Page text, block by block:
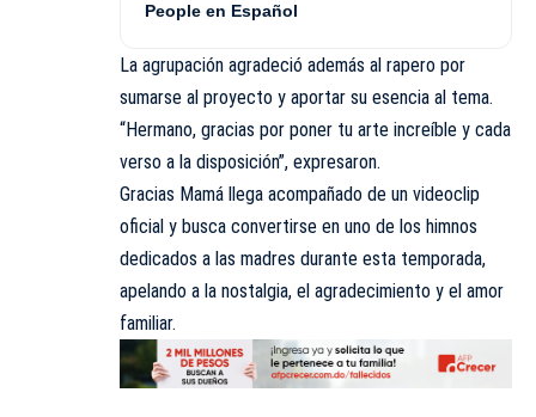
People en Español
La agrupación agradeció además al rapero por
sumarse al proyecto y aportar su esencia al tema.
“Hermano, gracias por poner tu arte increíble y cada
verso a la disposición”, expresaron.
Gracias Mamá llega acompañado de un videoclip
oficial y busca convertirse en uno de los himnos
dedicados a las madres durante esta temporada,
apelando a la nostalgia, el agradecimiento y el amor
familiar.